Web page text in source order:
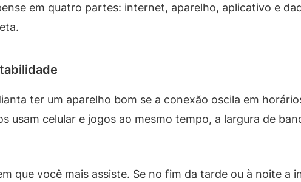
em quatro partes: internet, aparelho, aplicativo e
ter um aparelho bom se a conexão oscila em
usam celular e jogos ao mesmo tempo, a largura de
que você mais assiste. Se no fim da tarde ou à noite a